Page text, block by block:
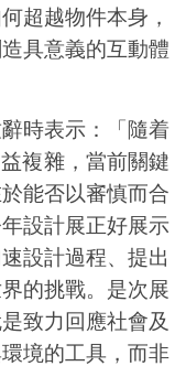
超越物件本身，
具意義的互動體
時表示：「隨着
複雜，當前關鍵
能否以審慎而合
設計展正好展示
設計過程、提出
的挑戰。是次展
致力回應社會及
境的工具，而非